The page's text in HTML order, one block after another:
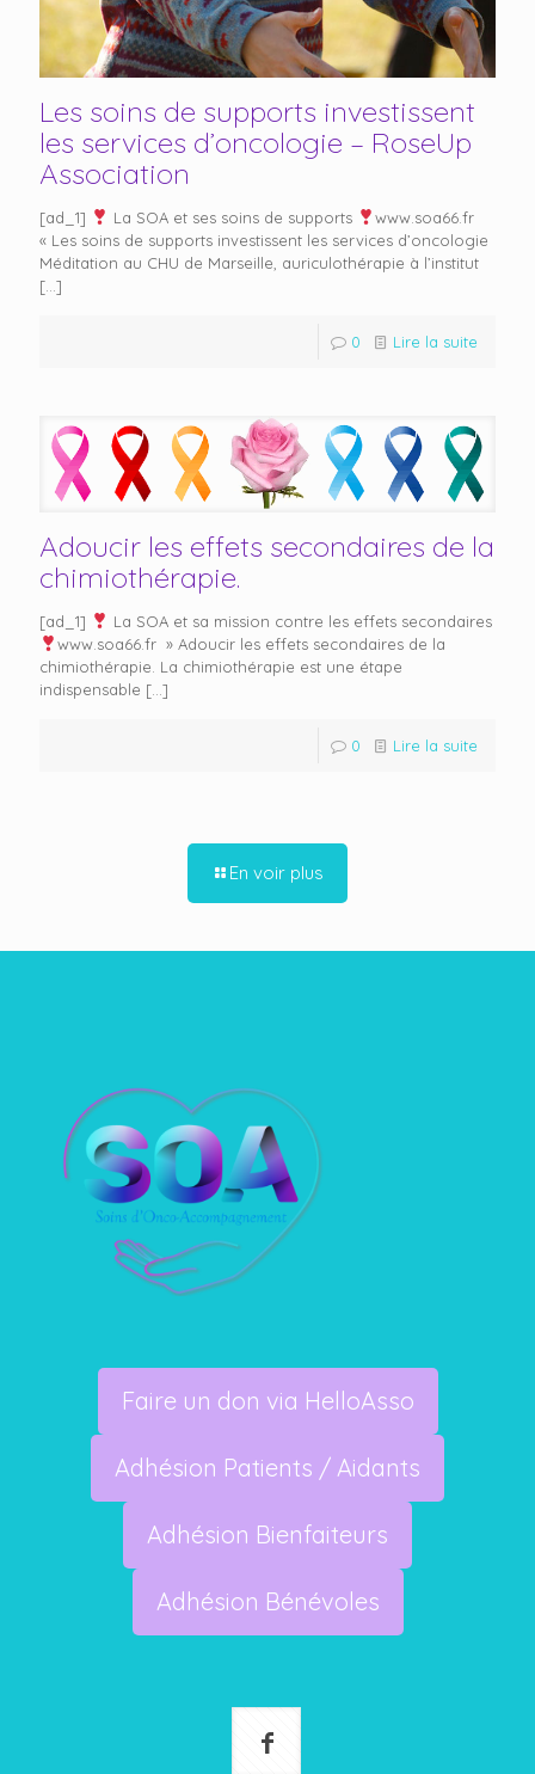
Les soins de supports investissent
les services d’oncologie – RoseUp
Association
[ad_1] La SOA et ses soins de supports
www.soa66.fr
« Les soins de supports investissent les services d’oncologie
Méditation au CHU de Marseille, auriculothérapie à l’institut
[…]
0 Lire la suite
Adoucir les effets secondaires de la
chimiothérapie.
[ad_1]
La SOA et sa mission contre les effets secondaires
www.soa66.fr » Adoucir les effets secondaires de la
chimiothérapie. La chimiothérapie est une étape
indispensable […]
0 Lire la suite
En voir plus
Faire un don via HelloAsso
Adhésion Patients / Aidants
Adhésion Bienfaiteurs
Adhésion Bénévoles